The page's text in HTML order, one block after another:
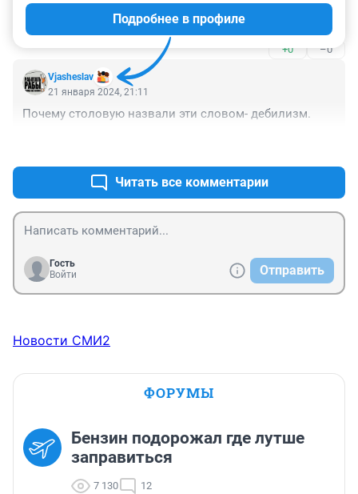
рекламой : ....посещает гаааастрооооокорт. На
уровень инкстикта я бы даже сказал))))
+0 –0
Vjasheslav
Подробнее в профиле
21 января 2024, 21:11
Почему столовую назвали эти словом- дебилизм.
Читать все комментарии
Гость
Войти
Отправить
Новости СМИ2
ФОРУМЫ
Бензин подорожал где лутше
заправиться
7 130 12